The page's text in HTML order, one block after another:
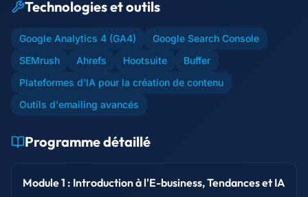
Technologies et outils
Google Analytics 4 (GA4)
Google Search Console
SEMrush
Ahrefs Hootsuite
Buffer
Plateformes d'IA pour la création de contenu
Outils d'emailing avancés
Programme détaillé
Module 1 : Introduction à l'E-business, Tendances et IA